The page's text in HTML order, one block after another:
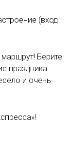
(вход
Берите
праздника.
и очень